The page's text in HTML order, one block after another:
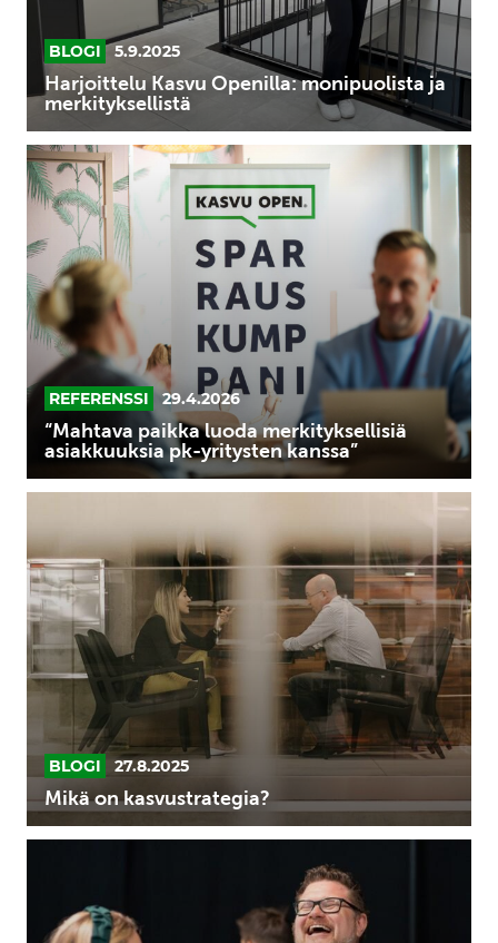
BLOGI 5.9.2025
Harjoittelu Kasvu Openilla: monipuolista ja
merkityksellistä
“Mahtava
paikka
luoda
merkityksellisiä
asiakkuuksia
pk-
yritysten
kanssa”
REFERENSSI 29.4.2026
“Mahtava paikka luoda merkityksellisiä
asiakkuuksia pk-yritysten kanssa”
kasvustrategia?
BLOGI 27.8.2025
Mikä on kasvustrategia?
mittaaminen: